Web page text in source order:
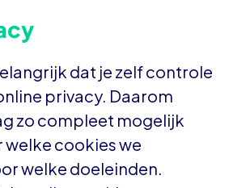
dat je zelf controle
privacy. Daarom
zo compleet mogelijk
cookies we
welke doeleinden.